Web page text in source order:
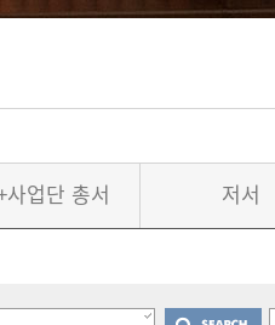
사업단 총서 저서